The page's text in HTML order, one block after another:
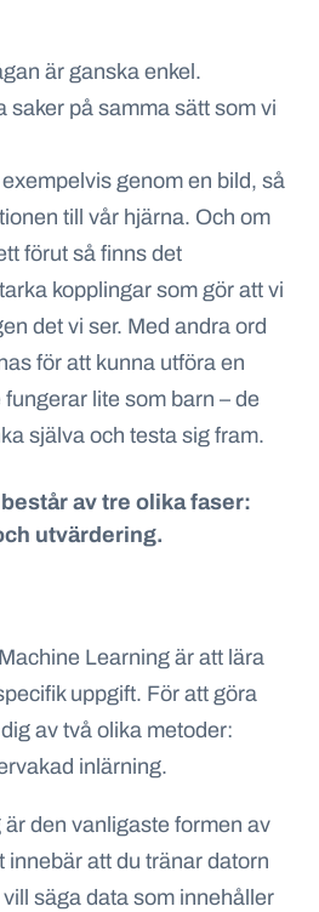
är ganska enkel.
saker på samma sätt som vi
genom en bild, så
till vår hjärna. Och om
förut så finns det
kopplingar som gör att vi
det vi ser. Med andra ord
för att kunna utföra en
lite som barn – de
själva och testa sig fram.
av tre olika faser:
utvärdering.
Learning är att lära
uppgift. För att göra
av två olika metoder:
inlärning.
den vanligaste formen av
innebär att du tränar datorn
säga data som innehåller